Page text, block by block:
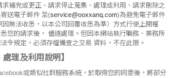
求補充或更正、請求停止蒐集、處理或利用、請求刪除之
送電子郵件 至(service@ooxxanq.com)為避免電子郵件
因無法收悉，以本公司回覆收悉為準）方式行使上開權
您的請求後， 儘速處理。但因本網站執行職務、業務所
令規定，必須存檔備查之交易 資料，不在此限。
處理及利用說明】
或類似社群服務系統，於取得您的同意後，將部分